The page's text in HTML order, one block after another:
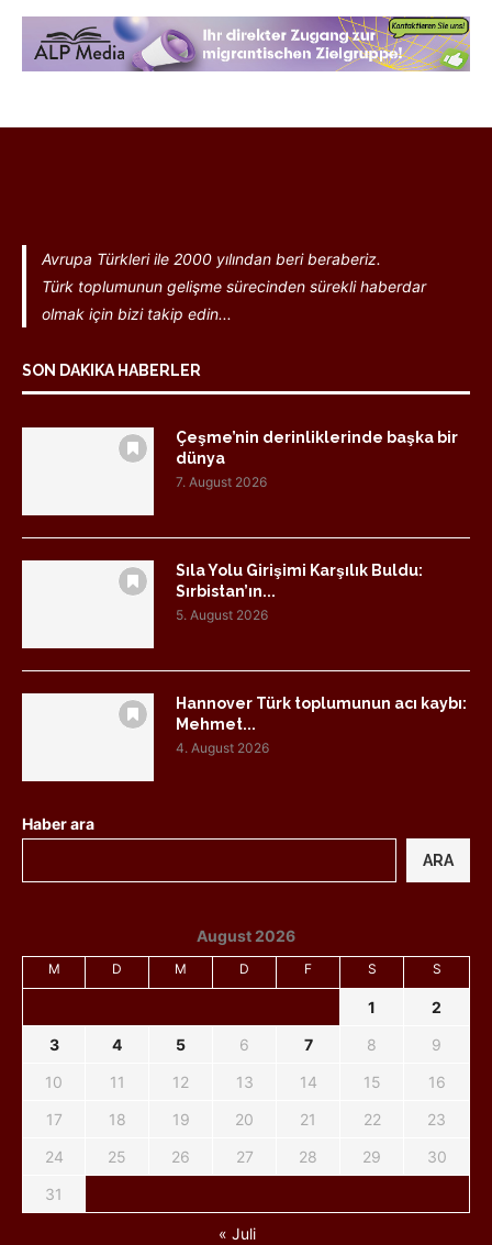
Avrupa Türkleri ile 2000 yılından beri beraberiz.
Türk toplumunun gelişme sürecinden sürekli haberdar
olmak için bizi takip edin...
SON DAKIKA HABERLER
Çeşme’nin derinliklerinde başka bir
dünya
7. August 2026
Sıla Yolu Girişimi Karşılık Buldu:
Sırbistan’ın...
5. August 2026
Hannover Türk toplumunun acı kaybı:
Mehmet...
4. August 2026
Haber ara
ARA
August 2026
M D M D F S S
1
2
3
4 5 6 7 8
9
10
11 12 13 14 15
16
17
18 19 20 21 22
23
24
25 26 27 28 29
30
31
« Juli